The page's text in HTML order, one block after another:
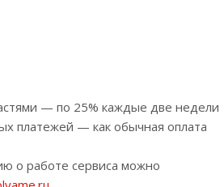
— по 25% каждые две недели
платежей — как обычная оплата
о работе сервиса можно